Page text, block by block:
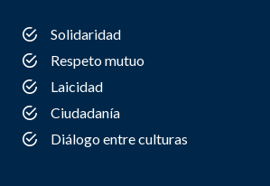
Solidaridad
Respeto mutuo
Laicidad
Ciudadanía
Diálogo entre culturas